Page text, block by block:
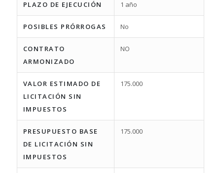
PLAZO DE EJECUCIÓN 1 año
POSIBLES PRÓRROGAS No
CONTRATO
ARMONIZADO
NO
VALOR ESTIMADO DE
LICITACIÓN SIN
IMPUESTOS
175.000
PRESUPUESTO BASE
DE LICITACIÓN SIN
IMPUESTOS
175.000